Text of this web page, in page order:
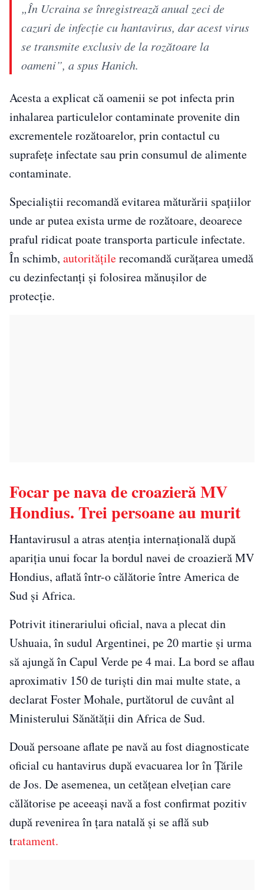
„În Ucraina se înregistrează anual zeci de
cazuri de infecţie cu hantavirus, dar acest virus
se transmite exclusiv de la rozătoare la
oameni”, a spus Hanich.
Acesta a explicat că oamenii se pot infecta prin
inhalarea particulelor contaminate provenite din
excrementele rozătoarelor, prin contactul cu
suprafețe infectate sau prin consumul de alimente
contaminate.
Specialiștii recomandă evitarea măturării spațiilor
unde ar putea exista urme de rozătoare, deoarece
praful ridicat poate transporta particule infectate.
În schimb, autoritățilerecomandă curățarea umedă
cu dezinfectanți și folosirea mănușilor de
protecție.
Focar pe nava de croazieră MV
Hondius. Trei persoane au murit
Hantavirusul a atras atenția internațională după
apariția unui focar la bordul navei de croazieră MV
Hondius, aflată într-o călătorie între America de
Sud și Africa.
Potrivit itinerariului oficial, nava a plecat din
Ushuaia, în sudul Argentinei, pe 20 martie și urma
să ajungă în Capul Verde pe 4 mai. La bord se aflau
aproximativ 150 de turiști din mai multe state, a
declarat Foster Mohale, purtătorul de cuvânt al
Ministerului Sănătății din Africa de Sud.
Două persoane aflate pe navă au fost diagnosticate
oficial cu hantavirus după evacuarea lor în Țările
de Jos. De asemenea, un cetățean elvețian care
călătorise pe aceeași navă a fost confirmat pozitiv
după revenirea în țara natală și se află sub
tratament.